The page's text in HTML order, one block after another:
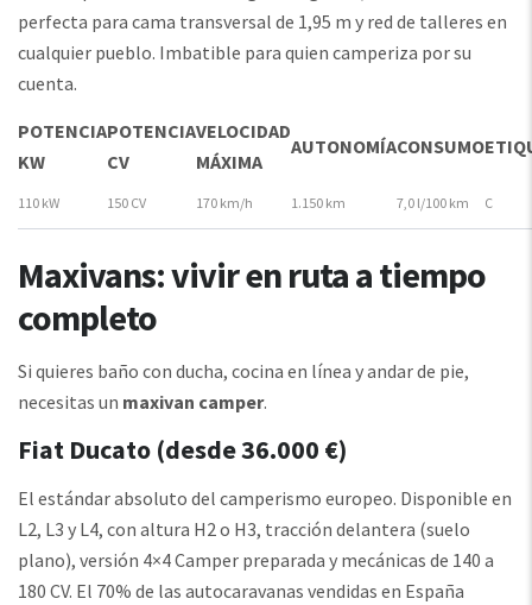
perfecta para cama transversal de 1,95 m y red de talleres en
cualquier pueblo. Imbatible para quien camperiza por su
cuenta.
POTENCIA
KW
POTENCIA
CV
VELOCIDAD
MÁXIMA
AUTONOMÍACONSUMO
110 kW 150 CV 170 km/h 1.150 km 7,0 l/100 km C
Maxivans: vivir en ruta a tiempo
completo
Si quieres baño con ducha, cocina en línea y andar de pie,
necesitas un maxivan camper.
Fiat Ducato (desde 36.000 €)
El estándar absoluto del camperismo europeo. Disponible en
L2, L3 y L4, con altura H2 o H3, tracción delantera (suelo
plano), versión 4×4 Camper preparada y mecánicas de 140 a
180 CV. El 70% de las autocaravanas vendidas en España